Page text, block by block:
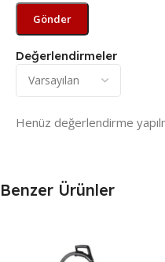
Değerlendirmeler
Henüz değerlendirme
Benzer Ürünler